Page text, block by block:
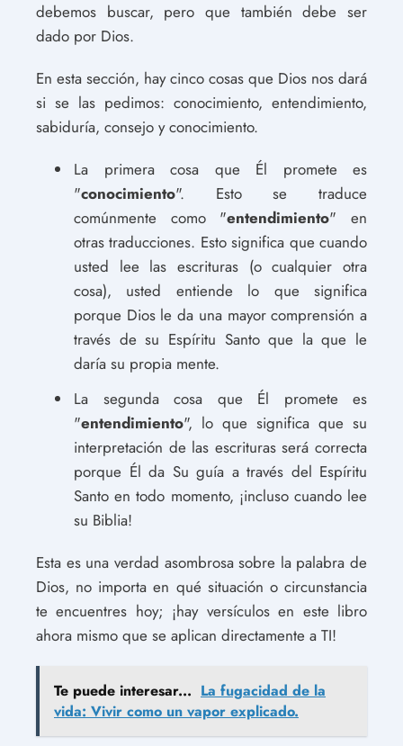
debemos buscar, pero que también debe ser
dado por Dios.
En esta sección, hay cinco cosas que Dios nos dará
si se las pedimos: conocimiento, entendimiento,
sabiduría, consejo y conocimiento.
La primera cosa que Él promete es
"conocimiento". Esto se traduce
comúnmente como "entendimiento" en
otras traducciones. Esto significa que cuando
usted lee las escrituras (o cualquier otra
cosa), usted entiende lo que significa
porque Dios le da una mayor comprensión a
través de su Espíritu Santo que la que le
daría su propia mente.
La segunda cosa que Él promete es
"entendimiento", lo que significa que su
interpretación de las escrituras será correcta
porque Él da Su guía a través del Espíritu
Santo en todo momento, ¡incluso cuando lee
su Biblia!
Esta es una verdad asombrosa sobre la palabra de
Dios, no importa en qué situación o circunstancia
te encuentres hoy; ¡hay versículos en este libro
ahora mismo que se aplican directamente a TI!
Te puede interesar... La fugacidad de la
vida: Vivir como un vapor explicado.